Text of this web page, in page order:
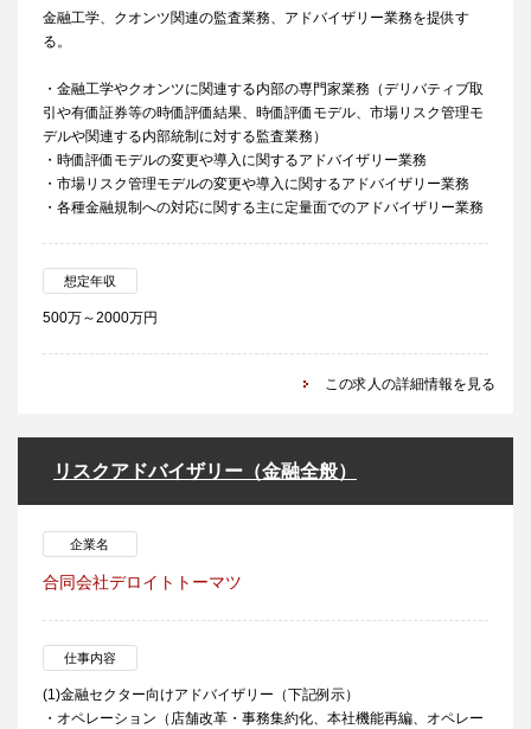
金融工学、クオンツ関連の監査業務、アドバイザリー業務を提供す
る。
・金融工学やクオンツに関連する内部の専門家業務（デリバティブ取
引や有価証券等の時価評価結果、時価評価モデル、市場リスク管理モ
デルや関連する内部統制に対する監査業務）
・時価評価モデルの変更や導入に関するアドバイザリー業務
・市場リスク管理モデルの変更や導入に関するアドバイザリー業務
・各種金融規制への対応に関する主に定量面でのアドバイザリー業務
想定年収
500万～2000万円
この求人の詳細情報を見る
リスクアドバイザリー（金融全般）
企業名
合同会社デロイトトーマツ
仕事内容
(1)金融セクター向けアドバイザリー（下記例示）
・オペレーション（店舗改革・事務集約化、本社機能再編、オペレー